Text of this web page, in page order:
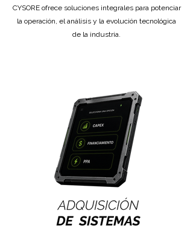
CYSORE ofrece soluciones integrales para potenciar
la operación, el análisis y la evolución tecnológica
de la industria.